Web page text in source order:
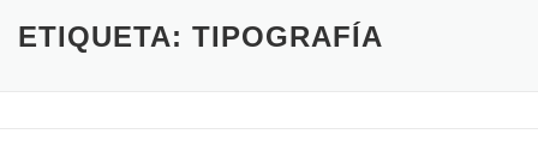
INICIO SOY RAÚL SERVICIOS
ETIQUETA: TIPOGRAFÍA